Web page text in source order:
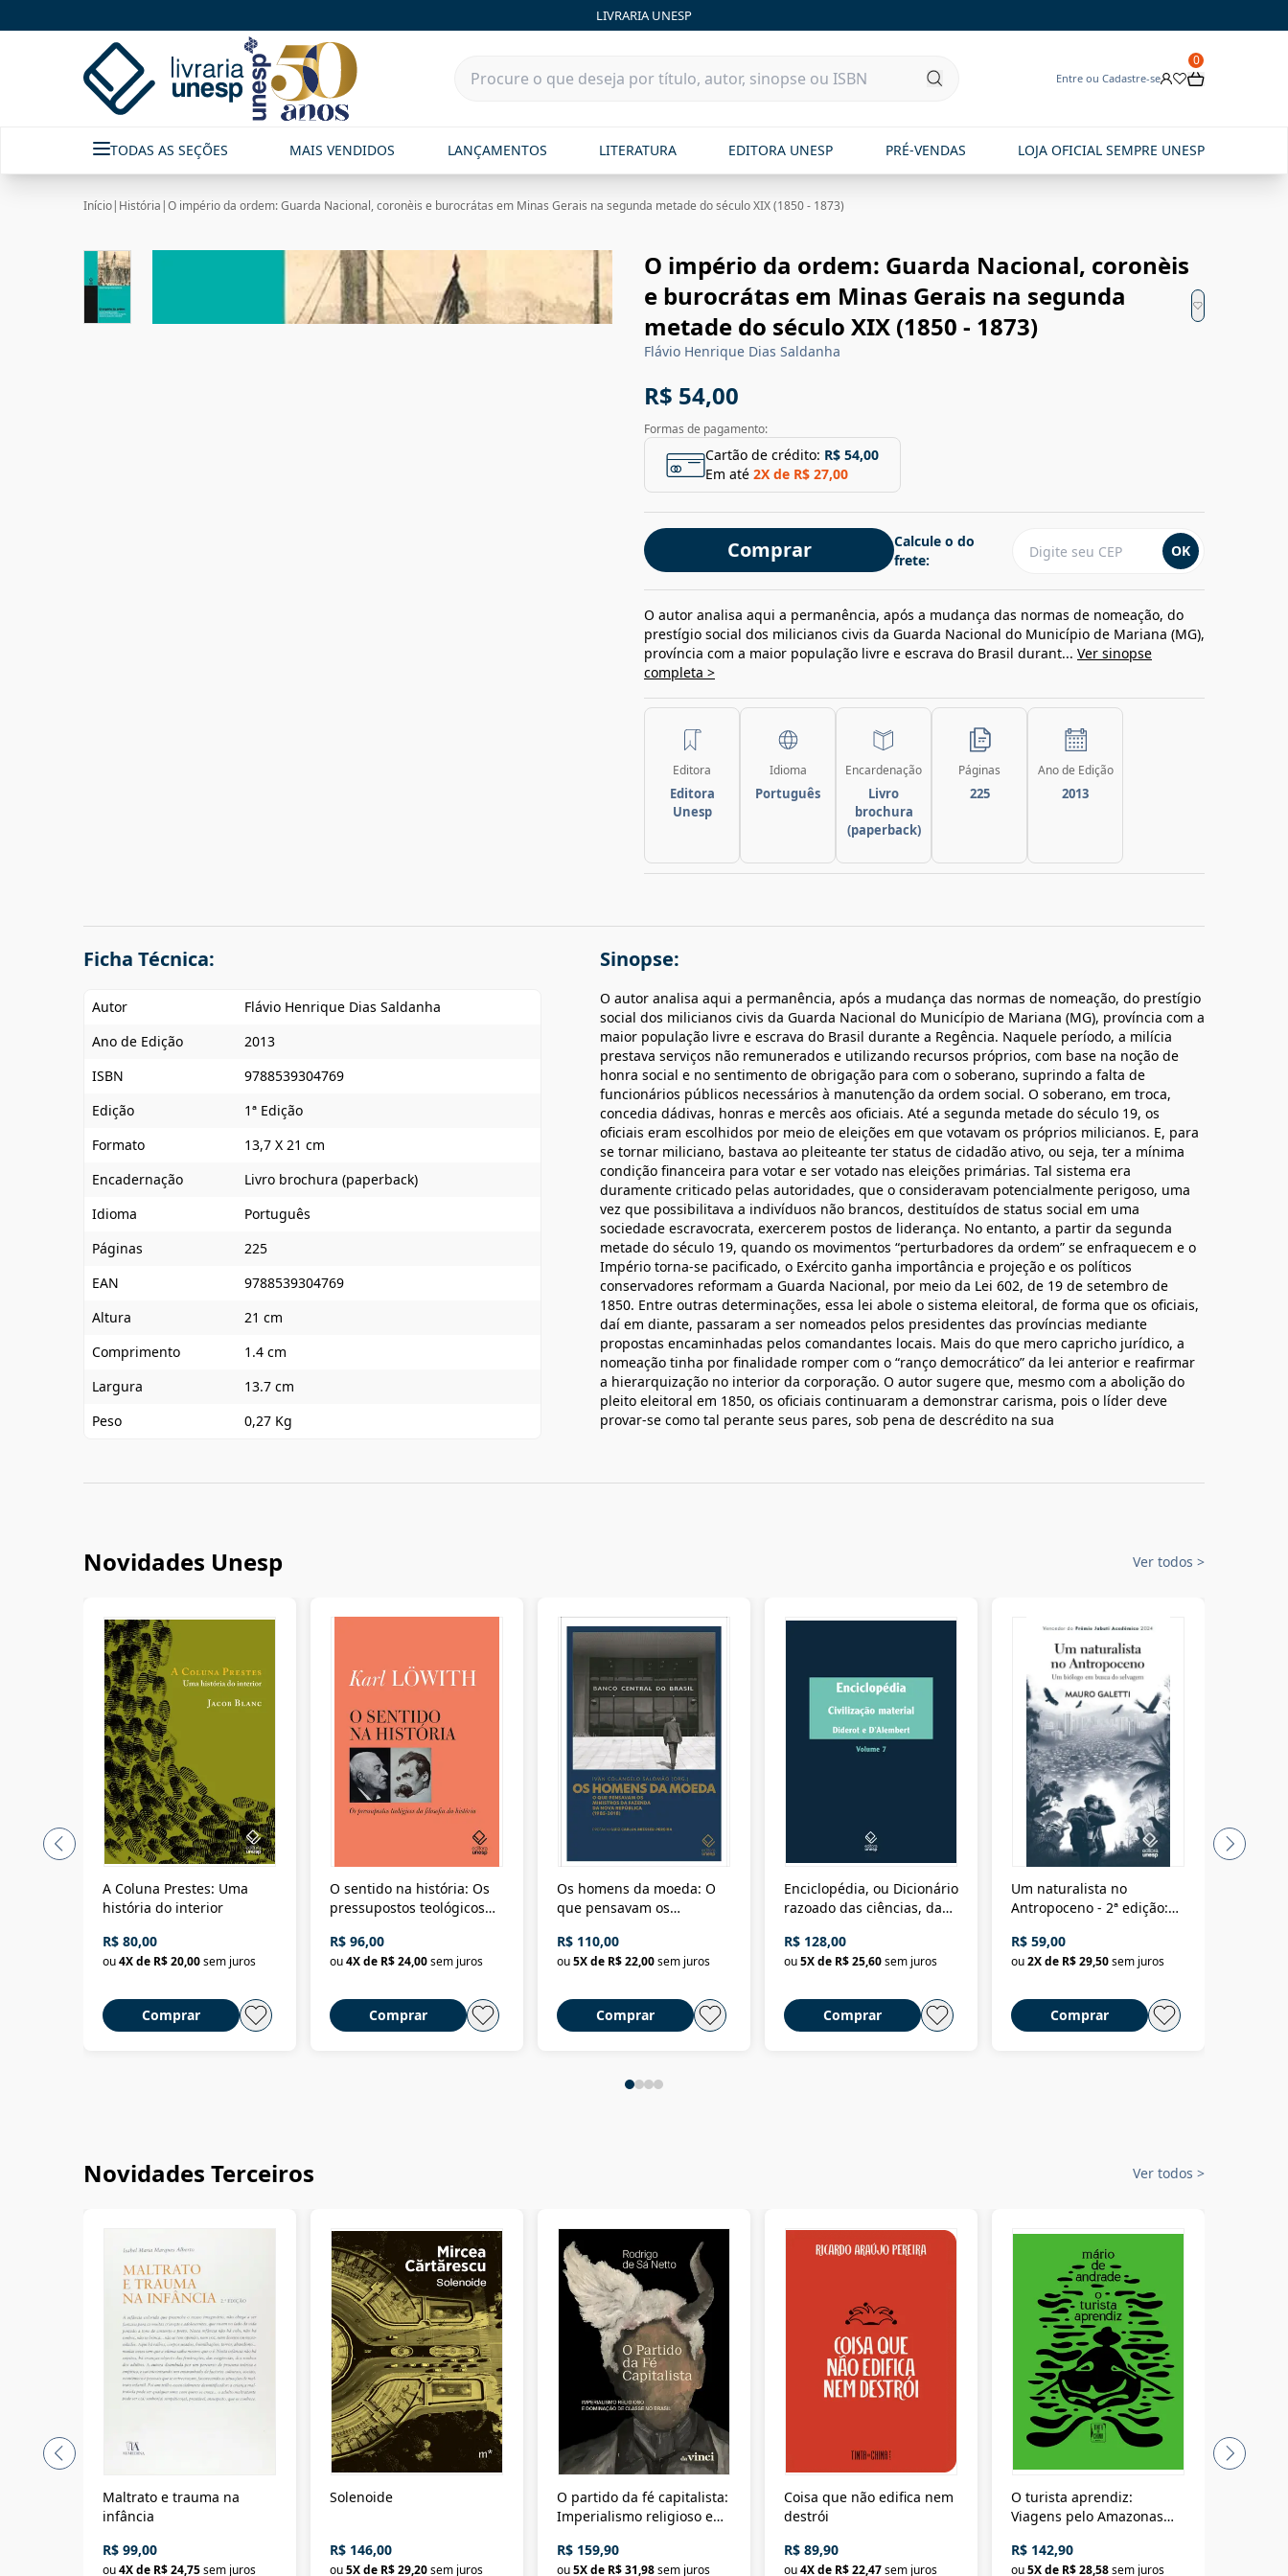
LIVRARIA UNESP
Entre ou Cadastre-se
0
TODAS AS SEÇÕES MAIS VENDIDOS LANÇAMENTOS LITERATURA EDITORA UNESP PRÉ-VENDAS LOJA OFICIAL SEMPRE UNESP
Início| História |O império da ordem: Guarda Nacional, coronèis e burocrátas em Minas Gerais na segunda metade do século XIX (1850 - 1873)
O império da ordem: Guarda Nacional, coronèis
e burocrátas em Minas Gerais na segunda
metade do século XIX (1850 - 1873)
Flávio Henrique Dias Saldanha
R$ 54,00
Formas de pagamento:
Cartão de crédito: R$ 54,00
Em até 2X de R$ 27,00
Comprar
Calcule o do
frete:
OK
O autor analisa aqui a permanência, após a mudança das normas de nomeação, do
prestígio social dos milicianos civis da Guarda Nacional do Município de Mariana (MG),
província com a maior população livre e escrava do Brasil durant... Ver sinopse
completa >
Editora
Editora
Unesp
Idioma
Português
Encardenação
Livro
brochura
(paperback)
Páginas
225
Ano de Edição
2013
Ficha Técnica:
Autor
Flávio Henrique Dias Saldanha
Ano de Edição
2013
ISBN
9788539304769
Edição
1ª Edição
Formato
13,7 X 21 cm
Encadernação
Livro brochura (paperback)
Idioma
Português
Páginas
225
EAN
9788539304769
Altura
21 cm
Comprimento
1.4 cm
Largura
13.7 cm
Peso
0,27 Kg
Sinopse:
O autor analisa aqui a permanência, após a mudança das normas de nomeação, do prestígio
social dos milicianos civis da Guarda Nacional do Município de Mariana (MG), província com a
maior população livre e escrava do Brasil durante a Regência. Naquele período, a milícia
prestava serviços não remunerados e utilizando recursos próprios, com base na noção de
honra social e no sentimento de obrigação para com o soberano, suprindo a falta de
funcionários públicos necessários à manutenção da ordem social. O soberano, em troca,
concedia dádivas, honras e mercês aos oficiais. Até a segunda metade do século 19, os
oficiais eram escolhidos por meio de eleições em que votavam os próprios milicianos. E, para
se tornar miliciano, bastava ao pleiteante ter status de cidadão ativo, ou seja, ter a mínima
condição financeira para votar e ser votado nas eleições primárias. Tal sistema era
duramente criticado pelas autoridades, que o consideravam potencialmente perigoso, uma
vez que possibilitava a indivíduos não brancos, destituídos de status social em uma
sociedade escravocrata, exercerem postos de liderança. No entanto, a partir da segunda
metade do século 19, quando os movimentos “perturbadores da ordem” se enfraquecem e o
Império torna-se pacificado, o Exército ganha importância e projeção e os políticos
conservadores reformam a Guarda Nacional, por meio da Lei 602, de 19 de setembro de
1850. Entre outras determinações, essa lei abole o sistema eleitoral, de forma que os oficiais,
daí em diante, passaram a ser nomeados pelos presidentes das províncias mediante
propostas encaminhadas pelos comandantes locais. Mais do que mero capricho jurídico, a
nomeação tinha por finalidade romper com o “ranço democrático” da lei anterior e reafirmar
a hierarquização no interior da corporação. O autor sugere que, mesmo com a abolição do
pleito eleitoral em 1850, os oficiais continuaram a demonstrar carisma, pois o líder deve
provar-se como tal perante seus pares, sob pena de descrédito na sua
Novidades Unesp Ver todos >
A Coluna Prestes: Uma
história do interior
R$ 80,00
ou4X de R$ 20,00sem juros
Comprar
O sentido na história: Os
pressupostos teológicos
R$ 96,00
ou4X de R$ 24,00sem juros
Comprar
Os homens da moeda: O
que pensavam os
Nova República (1985-
2018)
R$ 110,00
ou5X de R$ 22,00sem juros
Comprar
Enciclopédia, ou Dicionário
razoado das ciências, das
Civilização material
R$ 128,00
ou5X de R$ 25,60sem juros
Comprar
Um naturalista no
Antropoceno - 2ª edição:
selvagem
R$ 59,00
ou2X de R$ 29,50sem juros
Comprar
Novidades Terceiros Ver todos >
Maltrato e trauma na
infância
R$ 99,00
ou4X de R$ 24,75sem juros
Solenoide
R$ 146,00
ou5X de R$ 29,20sem juros
O partido da fé capitalista:
Imperialismo religioso e
Brasil
R$ 159,90
ou5X de R$ 31,98sem juros
Coisa que não edifica nem
destrói
R$ 89,90
ou4X de R$ 22,47sem juros
O turista aprendiz:
Viagens pelo Amazonas
até a Bolívia e por Marajó
R$ 142,90
ou5X de R$ 28,58sem juros